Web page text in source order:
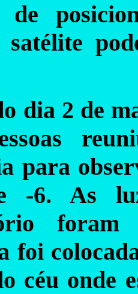
de
dia 2 de
para
-6. As
foi
céu onde